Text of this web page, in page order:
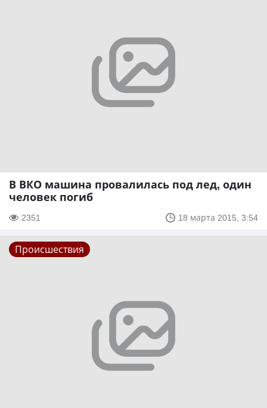
В ВКО машина провалилась под лед, один
человек погиб
2351 18 марта 2015, 3:54
Происшествия